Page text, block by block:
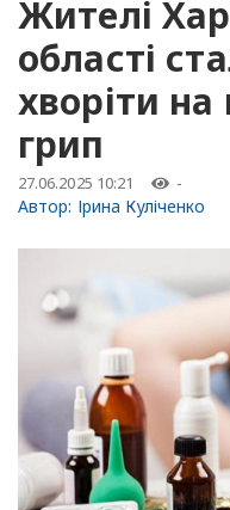
Жителі
області
хворіти
грип
27.06.2025 10:21 -
Автор: Ірина Куліченко